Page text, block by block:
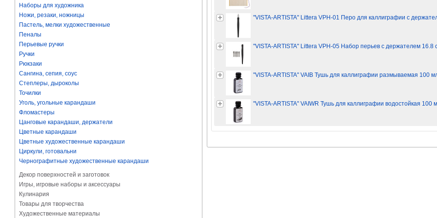
Наборы для художника
Ножи, резаки, ножницы
Пастель, мелки художественные
Пеналы
Перьевые ручки
Ручки
Рюкзаки
Сангина, сепия, соус
Степлеры, дыроколы
Точилки
Уголь, угольные карандаши
Фломастеры
Цанговые карандаши, держатели
Цветные карандаши
Цветные художественные карандаши
Циркули, готовальни
Чернографитные художественные карандаши
Декор поверхностей и заготовок
Игры, игровые наборы и аксессуары
Кулинария
Товары для творчества
Художественные материалы
"VISTA-ARTISTA" Littera VPH-01 Перо для каллиграфии с
"VISTA-ARTISTA" Littera VPH-05 Набор перьев с держателем 16.8
"VISTA-ARTISTA" VAIB Тушь для каллиграфии размываемая 100
"VISTA-ARTISTA" VAIWR Тушь для каллиграфии водостойкая 100